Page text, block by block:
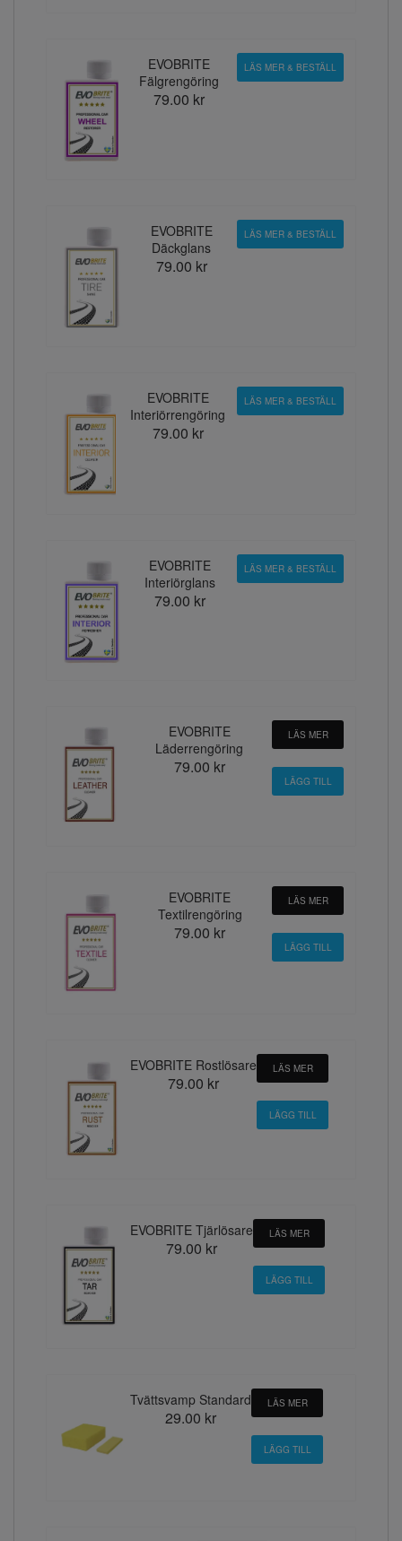
EVOBRITE
Fälgrengöring
79.00 kr
LÄS MER & BESTÄLL
EVOBRITE
Däckglans
79.00 kr
LÄS MER & BESTÄLL
EVOBRITE
Interiörrengöring
79.00 kr
LÄS MER & BESTÄLL
EVOBRITE
Interiörglans
79.00 kr
LÄS MER & BESTÄLL
EVOBRITE
Läderrengöring
79.00 kr
LÄS MER
EVOBRITE
Textilrengöring
79.00 kr
LÄS MER
EVOBRITE Rostlösare
79.00 kr
LÄS MER
EVOBRITE Tjärlösare
79.00 kr
LÄS MER
Tvättsvamp Standard
29.00 kr
LÄS MER